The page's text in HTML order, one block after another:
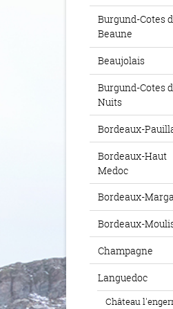
Burgund-Cotes
Beaune
Beaujolais
Burgund-Cotes
Nuits
Bordeaux-
Bordeaux-Haut
Medoc
Bordeaux-
Bordeaux-
Champagne
Languedoc
Château